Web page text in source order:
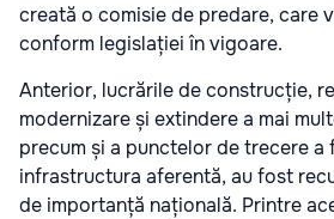
creată o comisie de predare, care
conform legislației în vigoare.
Anterior, lucrările de construcție,
modernizare și extindere a mai
precum și a punctelor de trecere a
infrastructura aferentă, au fost
de importanță națională. Printre